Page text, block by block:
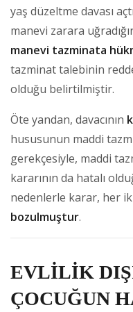
yaş düzeltme davası
manevi zarara
manevi tazminata
tazminat talebinin
olduğu belirtilmiştir.
Öte yandan, davacının
hususunun maddi
gerekçesiyle, maddi
kararının da hatalı
nedenlerle karar, her
bozulmuştur.
EVLİLİK
ÇOCUĞUN